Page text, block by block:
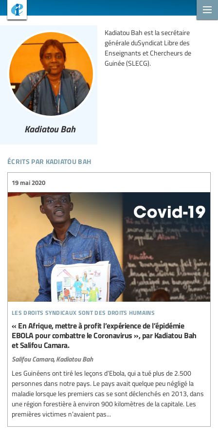
Kadiatou Bah
Kadiatou Bah est la secrétaire
générale duSyndicat Libre des
Enseignants et Chercheurs de
Guinée (SLECG).
écrits par kadiatou bah
les droits syndicaux sont des droits humains
19 mai 2020
« En Afrique, mettre à profit l’expérience de l’épidémie
EBOLA pour combattre le Coronavirus », par Kadiatou Bah
et Salifou Camara.
Salifou Camara, Kadiatou Bah
Les Guinéens ont tiré les leçons d’Ebola, qui a tué plus de 2.500
personnes dans notre pays. Le pays avait quelque peu négligé la
maladie lorsque les premiers cas se sont déclenchés en 2013, dans
une région forestière à environ 900 kilomètres de la capitale. Les
premières victimes n’avaient pas...